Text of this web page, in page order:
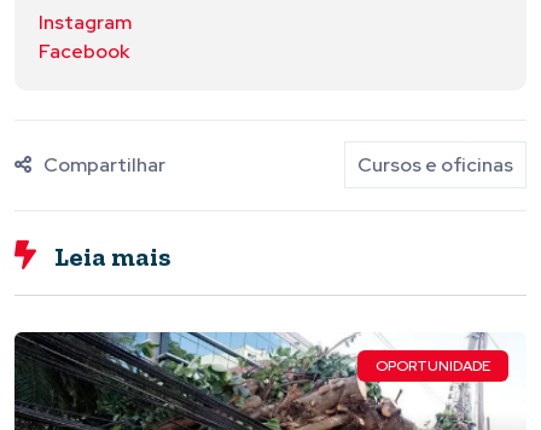
Instagram
Facebook
Compartilhar Cursos e oficinas
Leia mais
OPORTUNIDADE